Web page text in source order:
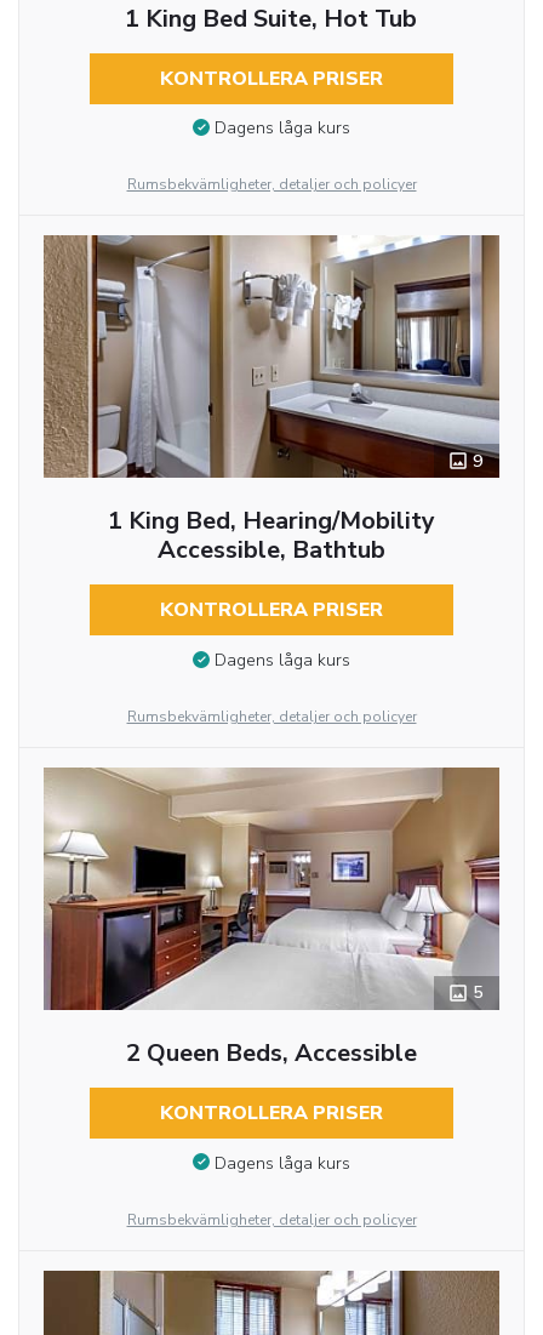
1 King Bed Suite, Hot Tub
KONTROLLERA PRISER
Dagens låga kurs
Rumsbekvämligheter, detaljer och policyer
9
1 King Bed, Hearing/Mobility
Accessible, Bathtub
KONTROLLERA PRISER
Dagens låga kurs
Rumsbekvämligheter, detaljer och policyer
5
2 Queen Beds, Accessible
KONTROLLERA PRISER
Dagens låga kurs
Rumsbekvämligheter, detaljer och policyer